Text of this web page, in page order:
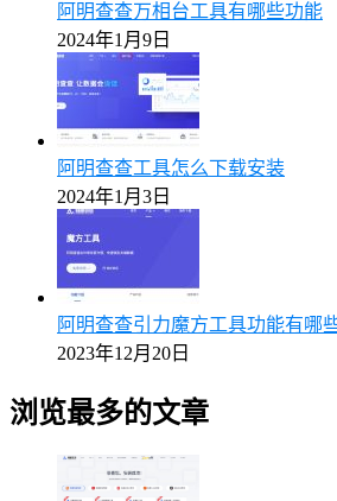
阿明查查万相台工具有哪些功能
2024年1月9日
阿明查查工具怎么下载安装
2024年1月3日
阿明查查引力魔方工具功能有哪
2023年12月20日
浏览最多的文章